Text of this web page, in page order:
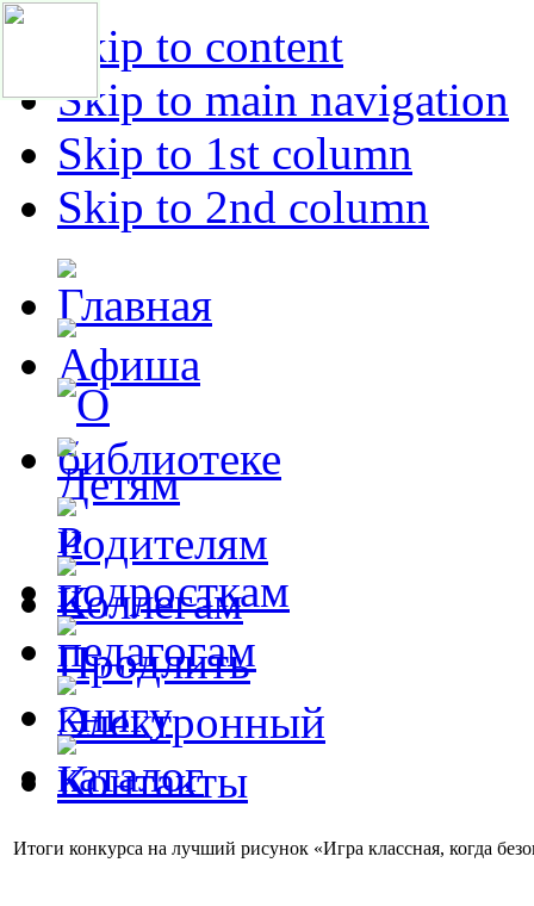
Skip to content
Skip to main navigation
Skip to 1st column
Skip to 2nd column
Итоги конкурса на лучший рисунок «Игра классная, когда